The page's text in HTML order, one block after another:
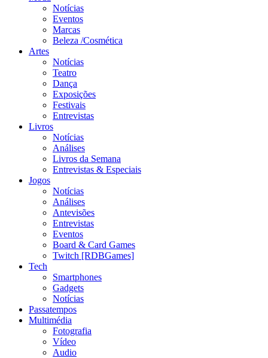
Notícias
Eventos
Marcas
Beleza /Cosmética
Artes
Notícias
Teatro
Dança
Exposições
Festivais
Entrevistas
Livros
Notícias
Análises
Livros da Semana
Entrevistas & Especiais
Jogos
Notícias
Análises
Antevisões
Entrevistas
Eventos
Board & Card Games
Twitch [RDBGames]
Tech
Smartphones
Gadgets
Notícias
Passatempos
Multimédia
Fotografia
Vídeo
Audio